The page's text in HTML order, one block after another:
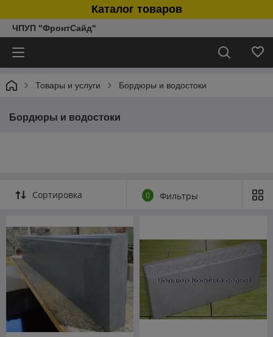
Каталог товаров
ЧПУП "ФронтСайд"
Товары и услуги Бордюры и водостоки
Бордюры и водостоки
Сортировка 0 Фильтры